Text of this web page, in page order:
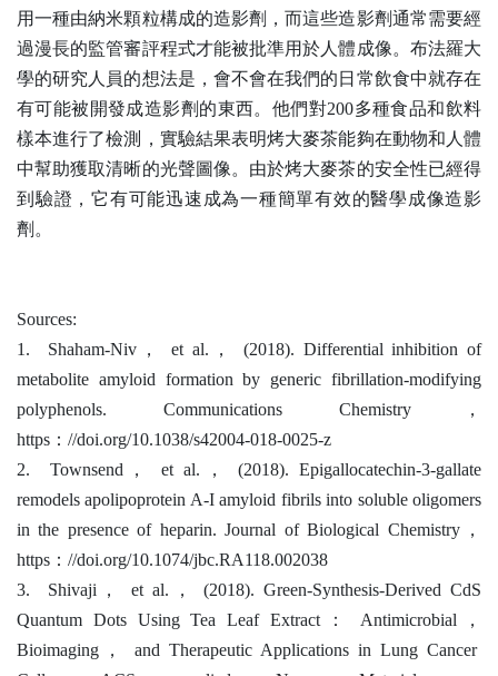
用一種由納米顆粒構成的造影劑，而這些造影劑通常需要經
過漫長的監管審評程式才能被批準用於人體成像。布法羅大
學的研究人員的想法是，會不會在我們的日常飲食中就存在
有可能被開發成造影劑的東西。他們對200多種食品和飲料
樣本進行了檢測，實驗結果表明烤大麥茶能夠在動物和人體
中幫助獲取清晰的光聲圖像。由於烤大麥茶的安全性已經得
到驗證，它有可能迅速成為一種簡單有效的醫學成像造影
劑。
Sources:
1. Shaham-Niv， et al. ，
(2018). Differential inhibition of
metabolite amyloid formation by generic fibrillation-modifying
polyphenols. Communications Chemistry ，
https ： //doi.org/10.1038/s42004-018-0025-z
2. Townsend ， et al. ，
(2018). Epigallocatechin-3-gallate
remodels apolipoprotein A-I amyloid fibrils into soluble oligomers
in the presence of heparin. Journal of Biological Chemistry，
https ： //doi.org/10.1074/jbc.RA118.002038
3. Shivaji ， et al. ，
(2018). Green-Synthesis-Derived CdS
Quantum Dots Using Tea Leaf Extract： Antimicrobial ，
Bioimaging ，
and Therapeutic Applications in Lung Cancer